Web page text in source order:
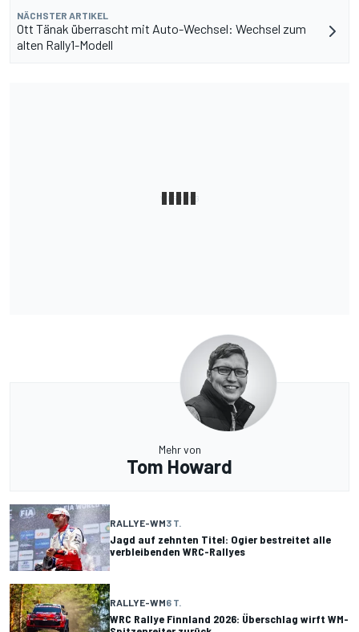
NÄCHSTER ARTIKEL
Ott Tänak überrascht mit Auto-Wechsel: Wechsel zum
alten Rally1-Modell
Mehr von
Tom Howard
RALLYE-WM3 T.
Jagd auf zehnten Titel: Ogier bestreitet alle
verbleibenden WRC-Rallyes
RALLYE-WM6 T.
WRC Rallye Finnland 2026: Überschlag wirft WM-